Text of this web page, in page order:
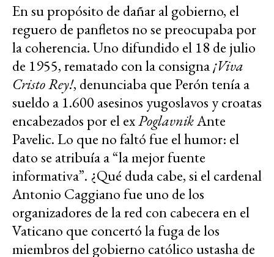
En su propósito de dañar al gobierno, el
reguero de panfletos no se preocupaba por
la coherencia. Uno difundido el 18 de julio
de 1955, rematado con la consigna¡Viva
Cristo Rey!, denunciaba que Perón tenía a
sueldo a 1.600 asesinos yugoslavos y croatas
encabezados por el exPoglavnikAnte
Pavelic. Lo que no faltó fue el humor: el
dato se atribuía a “la mejor fuente
informativa”. ¿Qué duda cabe, si el cardenal
Antonio Caggiano fue uno de los
organizadores de la red con cabecera en el
Vaticano que concertó la fuga de los
miembros del gobierno católico ustasha de